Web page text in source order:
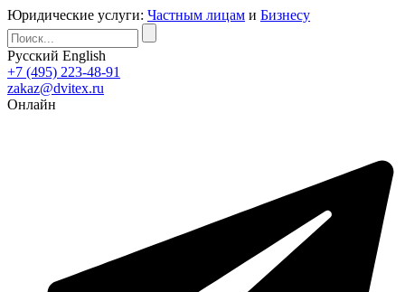
Юридические услуги: Частным лицам и Бизнесу
Русский English
+7 (495) 223-48-91
zakaz@dvitex.ru
Онлайн